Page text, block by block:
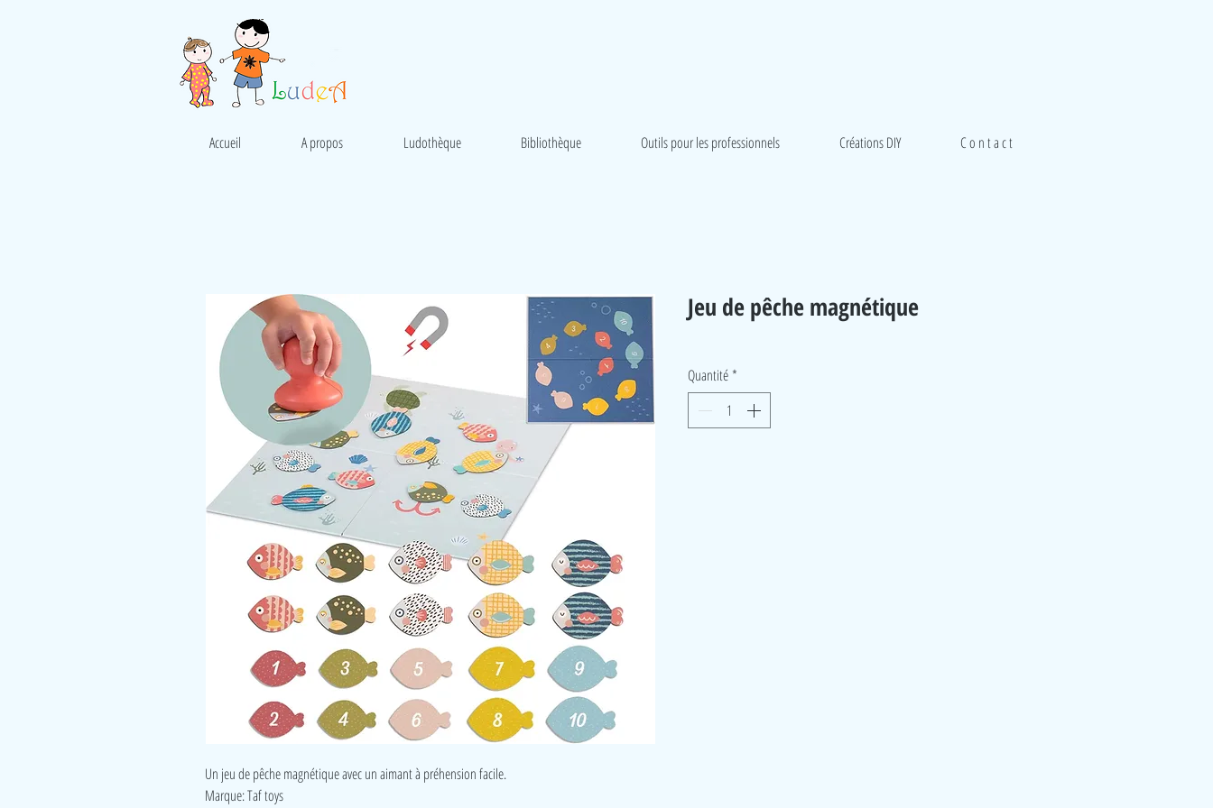
Accueil A propos Ludothèque Bibliothèque Outils pour les professionnels Créations DIY C o n t a c t
Un jeu de pêche magnétique avec un aimant à préhension facile.
Marque: Taf toys
Jeu de pêche magnétique
Quantité *